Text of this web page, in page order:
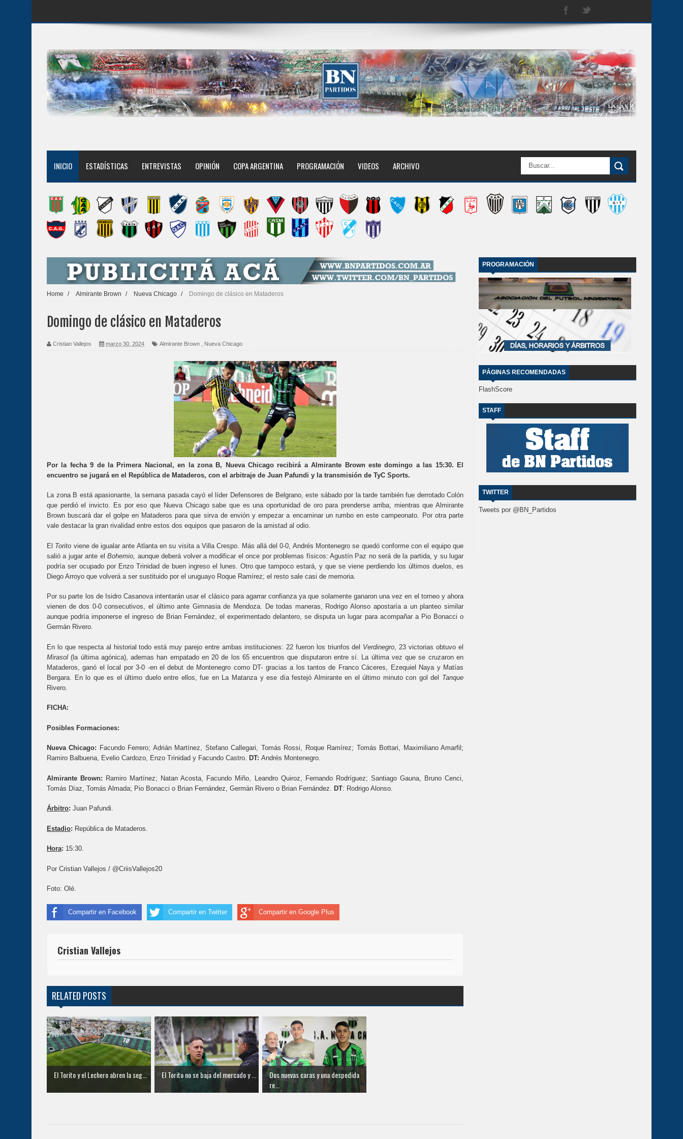
INICIO ESTADÍSTICAS ENTREVISTAS OPINIÓN COPA ARGENTINA PROGRAMACIÓN VIDEOS ARCHIVO
Home / Almirante Brown / Nueva Chicago / Domingo de clásico en Mataderos
Domingo de clásico en Mataderos
Cristian Vallejos marzo 30, 2024 Almirante Brown Nueva Chicago
Por la fecha 9 de la Primera Nacional, en la zona B, Nueva Chicago recibirá a Almirante Brown este domingo a las 15:30. El
encuentro se jugará en el República de Mataderos, con el arbitraje de Juan Pafundi y la transmisión de TyC Sports.
La zona B está apasionante, la semana pasada cayó el líder Defensores de Belgrano, este sábado por la tarde también fue derrotado Colón
que perdió el invicto. Es por eso que Nueva Chicago sabe que es una oportunidad de oro para prenderse arriba, mientras que Almirante
Brown buscará dar el golpe en Mataderos para que sirva de envión y empezar a encaminar un rumbo en este campeonato. Por otra parte
vale destacar la gran rivalidad entre estos dos equipos que pasaron de la amistad al odio.
El Torito viene de igualar ante Atlanta en su visita a Villa Crespo. Más allá del 0-0, Andrés Montenegro se quedó conforme con el equipo que
salió a jugar ante elBohemio, aunque deberá volver a modificar el once por problemas físicos: Agustín Paz no será de la partida, y su lugar
podría ser ocupado por Enzo Trinidad de buen ingreso el lunes. Otro que tampoco estará, y que se viene perdiendo los últimos duelos, es
Diego Arroyo que volverá a ser sustituido por el uruguayo Roque Ramírez; el resto sale casi de memoria.
Por su parte los de Isidro Casanova intentarán usar el clásico para agarrar confianza ya que solamente ganaron una vez en el torneo y ahora
vienen de dos 0-0 consecutivos, el último ante Gimnasia de Mendoza. De todas maneras, Rodrigo Alonso apostaría a un planteo similar
aunque podría imponerse el ingreso de Brian Fernández, el experimentado delantero, se disputa un lugar para acompañar a Pio Bonacci o
Germán Rivero.
En lo que respecta al historial todo está muy parejo entre ambas instituciones: 22 fueron los triunfos del Verdinegro , 23 victorias obtuvo el
Mirasol (la última agónica), ademas han empatado en 20 de los 65 encuentros que disputaron entre sí. La última vez que se cruzaron en
Mataderos, ganó el local por 3-0 -en el debut de Montenegro como DT- gracias a los tantos de Franco Cáceres, Ezequiel Naya y Matías
Bergara. En lo que es el último duelo entre ellos, fue en La Matanza y ese día festejó Almirante en el último minuto con gol del Tanque
Rivero.
FICHA:
Posibles Formaciones:
Nueva Chicago: Facundo Ferrero; Adrián Martínez, Stefano Callegari, Tomás Rossi, Roque Ramírez; Tomás Bottari, Maximiliano Amarfil;
Ramiro Balbuena, Evelio Cardozo, Enzo Trinidad y Facundo Castro. DT: Andrés Montenegro.
Almirante Brown: Ramiro Martínez; Natan Acosta, Facundo Miño, Leandro Quiroz, Fernando Rodríguez; Santiago Gauna, Bruno Cenci,
Tomás Díaz, Tomás Almada; Pio Bonacci o Brian Fernández, Germán Rivero o Brian Fernández. DT: Rodrigo Alonso.
Árbitro: Juan Pafundi.
Estadio: República de Mataderos.
Hora: 15:30.
Por Cristian Vallejos / @CriisVallejos20
Foto: Olé.
Compartir en Facebook Compartir en Twitter Compartir en Google Plus
Cristian Vallejos
RELATED POSTS
El Torito y el Lechero abren la seg... El Torito no se baja del mercado y ...
Dos nuevas caras y una despedida
re...
PROGRAMACIÓN
PÁGINAS RECOMENDADAS
FlashScore
STAFF
TWITTER
Tweets por @BN_Partidos